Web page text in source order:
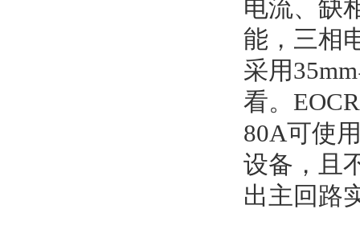
电流、缺
能，三相
采用
看。
80A可使
设备，且
出主回路